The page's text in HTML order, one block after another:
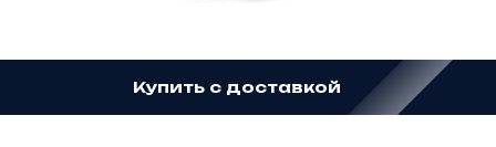
Купить с доставкой